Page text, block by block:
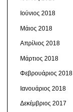
Ιούνιος 2018
Μάιος 2018
Απρίλιος 2018
Μάρτιος 2018
Φεβρουάριος 2018
Ιανουάριος 2018
Δεκέμβριος 2017